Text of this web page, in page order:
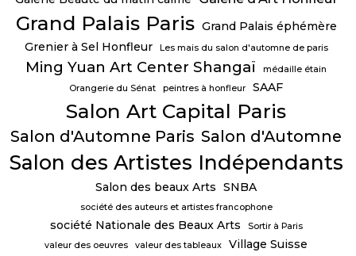
Grand Palais Paris Grand Palais éphémère
Grenier à Sel Honfleur
Les mais du salon d'automne de paris
Ming Yuan Art Center Shangaï
médaille étain
Orangerie du Sénat
peintres à honfleur SAAF
Salon Art Capital Paris
Salon d'Automne Paris Salon d'Automne
Salon des Artistes Indépendants
Salon des beaux Arts SNBA
société des auteurs et artistes francophone
société Nationale des Beaux Arts
Sortir à Paris
valeur des oeuvres
valeur des tableaux Village Suisse